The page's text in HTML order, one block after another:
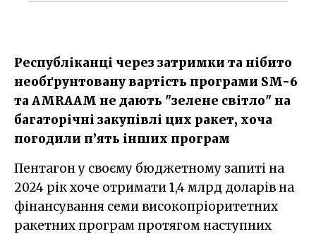
Республіканці через затримки та нібито
необґрунтовану вартість програми SM-6
та AMRAAM не дають "зелене світло" на
багаторічні закупівлі цих ракет, хоча
погодили п’ять інших програм
Пентагон у своєму бюджетному запиті на
2024 рік хоче отримати 1,4 млрд доларів на
фінансування семи високопріоритетних
ракетних програм протягом наступних